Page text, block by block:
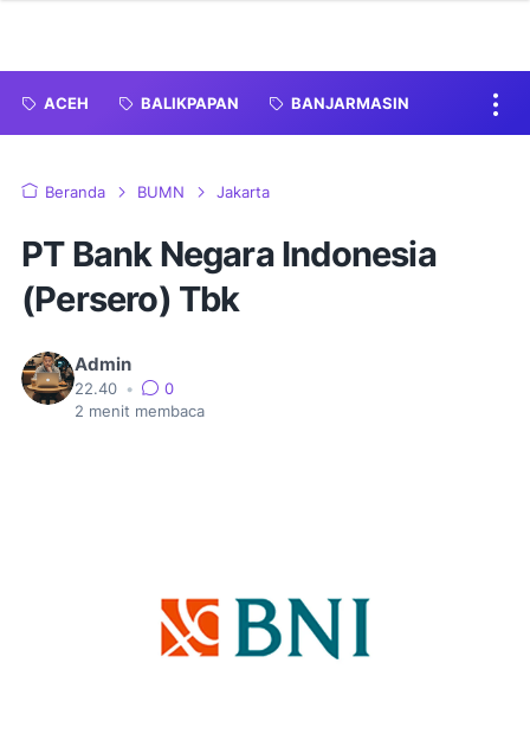
ACEH BALIKPAPAN BANJARMASIN
Beranda BUMN Jakarta
PT Bank Negara Indonesia
(Persero) Tbk
Admin
22.40 •
0
2 menit membaca